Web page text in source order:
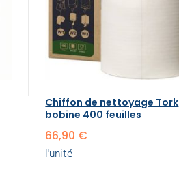
Chiffon de nettoyage Tork
bobine 400 feuilles
66,90 €
l'unité